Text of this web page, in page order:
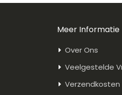
Meer Informatie
Over Ons
Veelgestelde
Verzendkosten